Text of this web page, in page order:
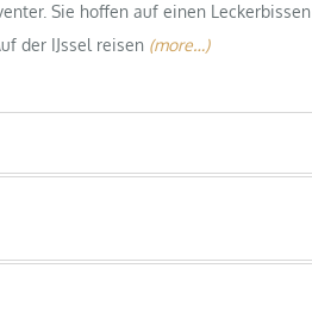
Sie hoffen auf einen Leckerbissen
der IJssel reisen (more…)